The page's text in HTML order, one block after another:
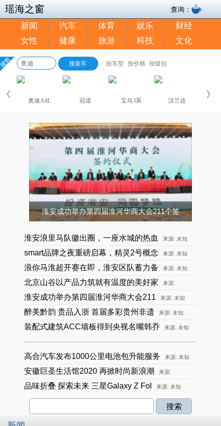
瑶海之窗 查询：
新闻 汽车 体育 娱乐
财经
女性
健康 旅游 科技 文化
淮安成功举办第四届淮河华商大会211个签
淮安浪里马队徽出圈，一座水城的热血 来源: 未知
smart品牌之夜重磅启幕，精灵2号概念 来源: 未知
浪你马淮超开赛在即，淮安区队蓄力备 来源: 未知
北京山谷以产品力筑就有温度的美好家 来源:
淮安成功举办第四届淮河华商大会211 来源: 未知
醉美黔韵 贵品入浙 首届多彩贵州非遗 来源: 未知
装配式建筑ACC墙板得到央视名嘴韩乔 来源: 未知
高合汽车发布1000公里电池包升能服务 来源: 未知
安徽巨圣生活馆2020 再掀时尚新浪潮 来源:
品味折叠 探索未来 三星Galaxy Z Fol 来源: 未知